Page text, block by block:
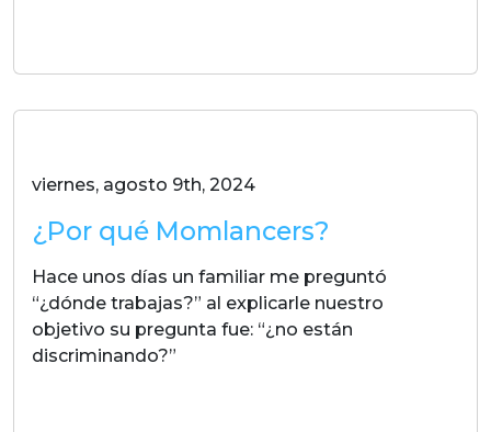
viernes, agosto 9th, 2024
¿Por qué Momlancers?
Hace unos días un familiar me preguntó
“¿dónde trabajas?” al explicarle nuestro
objetivo su pregunta fue: “¿no están
discriminando?”